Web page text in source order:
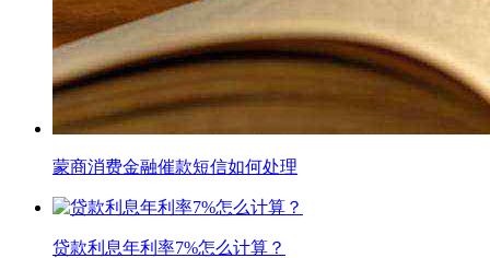
蒙商消费金融催款短信如何处理
贷款利息年利率7%怎么计算？